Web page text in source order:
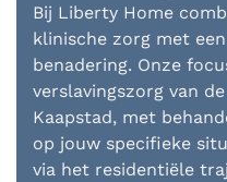
Bij Liberty Home
klinische zorg met
benadering. Onze
verslavingszorg van
Kaapstad, met
op jouw specifieke
via het residentiële